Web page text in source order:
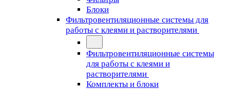
Блоки
Фильтровентиляционные системы для
работы с клеями и растворителями
Фильтровентиляционные системы
для работы с клеями и
растворителями
Комплекты и блоки